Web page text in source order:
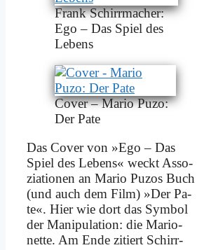
Frank Schirr­ma­cher:
Ego – Das Spiel des
Le­bens
Co­ver – Ma­rio Pu­zo:
Der Pa­te
Das Co­ver von »Ego – Das
Spiel des Le­bens« weckt As­so­
zia­tio­nen an Ma­rio Pu­zos Buch
(und auch dem Film) »Der Pa­
te«. Hier wie dort das Sym­bol
der Ma­ni­pu­la­ti­on: die Ma­rio­
net­te. Am En­de zi­tiert Schirr­